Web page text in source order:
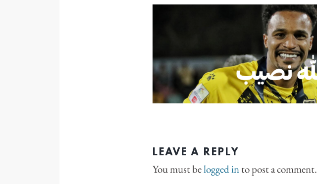
LEAVE A REPLY
You must belogged into post a comment.